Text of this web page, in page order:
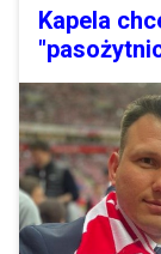
Kapela